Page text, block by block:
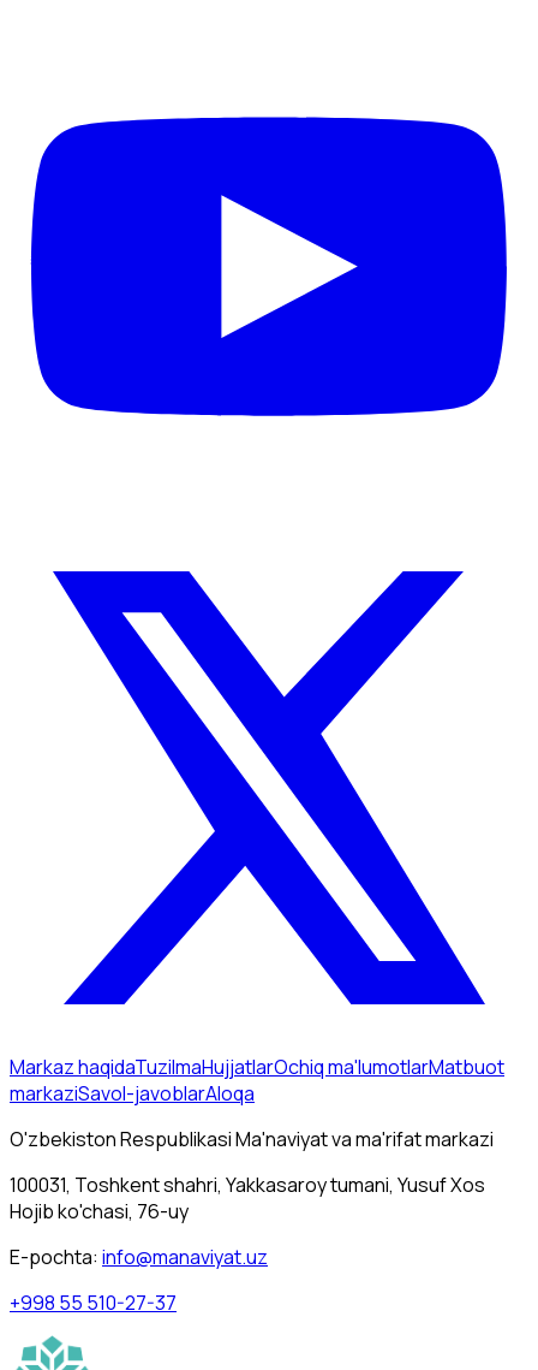
Markaz haqidaTuzilmaHujjatlarOchiq ma'lumotlarMatbuot
markaziSavol-javoblarAloqa
O'zbekiston Respublikasi Ma'naviyat va ma'rifat markazi
100031, Toshkent shahri, Yakkasaroy tumani, Yusuf Xos
Hojib ko'chasi, 76-uy
E-pochta: info@manaviyat.uz
+998 55 510-27-37